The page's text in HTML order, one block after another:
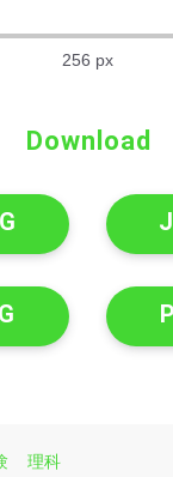
256 px
Download
理科